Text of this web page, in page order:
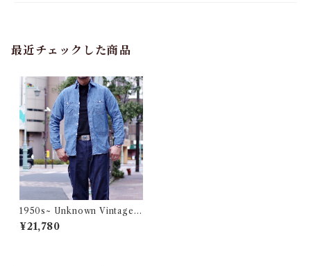
最近チェックした商品
1950s~ Unknown Vintage
Chambray Shirt / USA 猫目
ボタン ヴィンテージ シャンブ
¥21,780